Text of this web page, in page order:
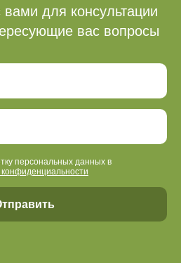
для консультации
вас вопросы
персональных данных в